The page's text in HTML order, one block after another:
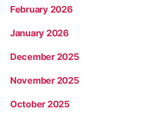
February 2026
January 2026
December 2025
November 2025
October 2025